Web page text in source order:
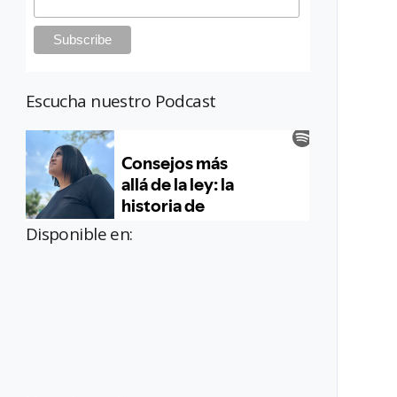
Escucha nuestro Podcast
Disponible en: